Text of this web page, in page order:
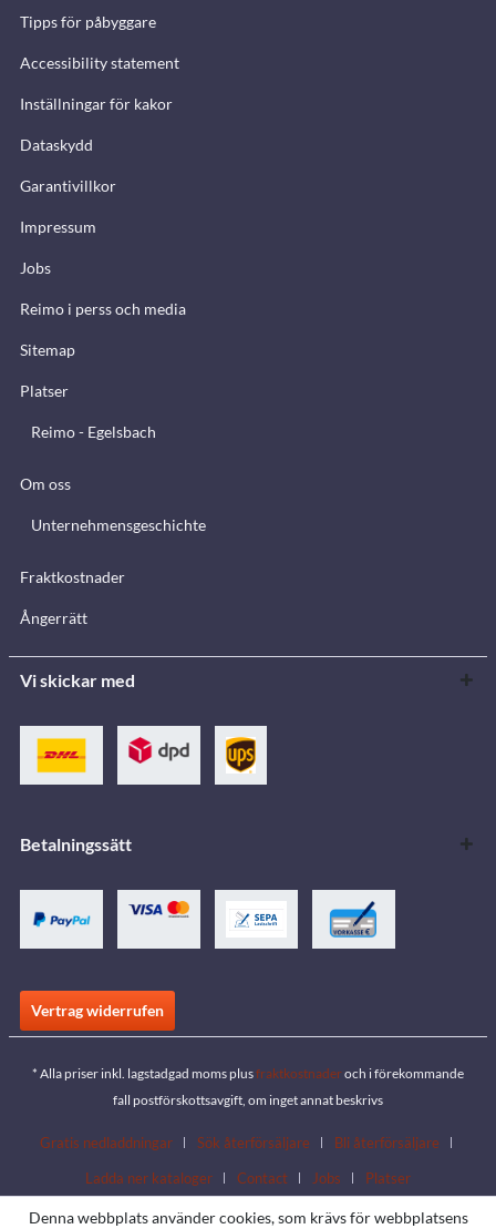
Tipps för påbyggare
Accessibility statement
Inställningar för kakor
Dataskydd
Garantivillkor
Impressum
Jobs
Reimo i perss och media
Sitemap
Platser
Reimo - Egelsbach
Om oss
Unternehmensgeschichte
Fraktkostnader
Ångerrätt
Vi skickar med
Betalningssätt
Vertrag widerrufen
* Alla priser inkl. lagstadgad moms plusfraktkostnaderoch i förekommande
fall postförskottsavgift, om inget annat beskrivs
Gratis nedladdningar Sök återförsäljare
Bli återförsäljare
Ladda ner kataloger
Contact Jobs Platser
Denna webbplats använder cookies, som krävs för webbplatsens